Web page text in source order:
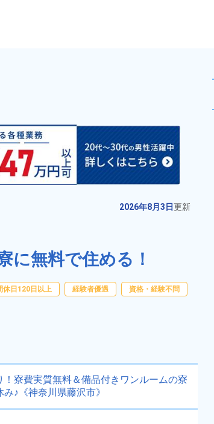
不問★昇給＆業績賞
2026年8月3日更新
に無料で住める！
休日120日以上 経験者優遇 資格・経験不問
寮費実質無料＆備品付きワンルームの寮
♪《神奈川県藤沢市》
未読
正社員 ※無期雇用派遣 おすすめ
お仕事No.
70129-
2026年8月3日
電子機器製品の組立てや検査作
女活躍中◎業績賞与＆昇給あり！
空調完備なので1年中快適★マイカ
知県安城市根崎町》
350,000円
月給 276,400円～
勤務地
愛知県安城市　周辺
[2] 21:00～05:50
雇用形態
正社員 ※無期雇用派遣
寮完備 年間休日120日以上
社会保険完備